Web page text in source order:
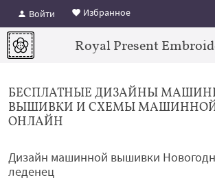
Войти Избранное
Royal Present
БЕСПЛАТНЫЕ ДИЗАЙНЫ
ВЫШИВКИ И СХЕМЫ
ОНЛАЙН
Дизайн машинной вышивки
леденец